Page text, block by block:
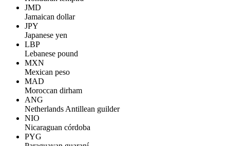
JMD
Jamaican dollar
JPY
Japanese yen
LBP
Lebanese pound
MXN
Mexican peso
MAD
Moroccan dirham
ANG
Netherlands Antillean guilder
NIO
Nicaraguan córdoba
PYG